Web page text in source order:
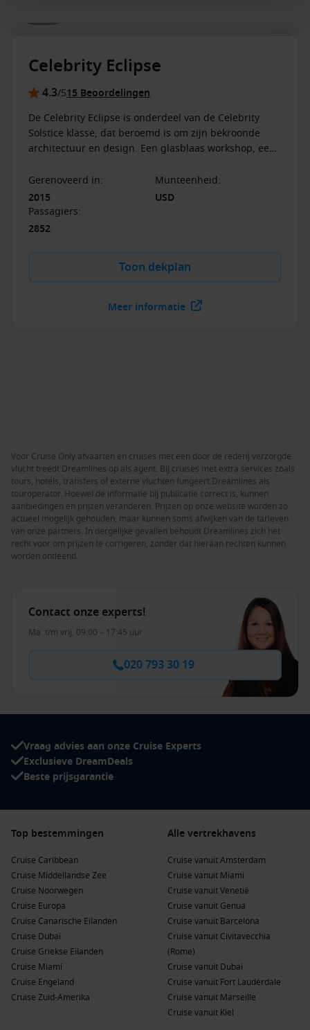
contact op met onze cruise consultants voor de actuele
beschikbaarheid en jouw exacte voordeel.
Celebrity Eclipse
4.3/515 Beoordelingen
De Celebrity Eclipse is onderdeel van de Celebrity
Solstice klasse, dat beroemd is om zijn bekroonde
architectuur en design. Een glasblaas workshop, een
enkele hoogtepunten.
Gerenoveerd in:
2015
Munteenheid:
USD
Passagiers:
2852
Toon dekplan
Meer informatie
Voor Cruise Only afvaarten en cruises met een door de rederij verzorgde
vlucht treedt Dreamlines op als agent. Bij cruises met extra services zoals
tours, hotels, transfers of externe vluchten fungeert Dreamlines als
touroperator. Hoewel de informatie bij publicatie correct is, kunnen
aanbiedingen en prijzen veranderen. Prijzen op onze website worden zo
actueel mogelijk gehouden, maar kunnen soms afwijken van de tarieven
van onze partners. In dergelijke gevallen behoudt Dreamlines zich het
recht voor om prijzen te corrigeren, zonder dat hieraan rechten kunnen
worden ontleend.
Contact onze experts!
Ma. t/m vrij. 09:00 – 17:45 uur
020 793 30 19
Vraag advies aan onze Cruise Experts
Exclusieve DreamDeals
Beste prijsgarantie
Top bestemmingen
Cruise Caribbean
Cruise Middellandse Zee
Cruise Noorwegen
Cruise Europa
Cruise Canarische Eilanden
Cruise Dubai
Cruise Griekse Eilanden
Cruise Miami
Cruise Engeland
Cruise Zuid-Amerika
Alle vertrekhavens
Cruise vanuit Amsterdam
Cruise vanuit Miami
Cruise vanuit Venetië
Cruise vanuit Genua
Cruise vanuit Barcelona
Cruise vanuit Civitavecchia
(Rome)
Cruise vanuit Dubai
Cruise vanuit Fort Lauderdale
Cruise vanuit Marseille
Cruise vanuit Kiel